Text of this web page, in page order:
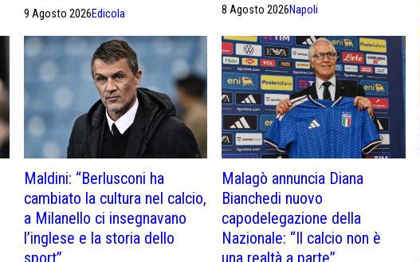
9 Agosto 2026Edicola 8 Agosto 2026Napoli
Maldini: “Berlusconi ha
cambiato la cultura nel calcio,
a Milanello ci insegnavano
l’inglese e la storia dello
sport”
Malagò annuncia Diana
Bianchedi nuovo
capodelegazione della
Nazionale: “Il calcio non è
una realtà a parte”